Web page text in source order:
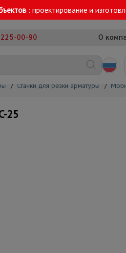
: проектирование и
00-90 О
/ Станки для резки арматуры /
25